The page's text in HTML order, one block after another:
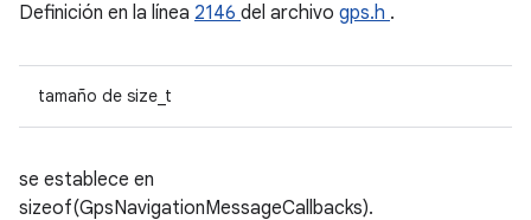
Definición en la línea 2146 del archivo gps.h .
tamaño de size_t
se establece en
sizeof(GpsNavigationMessageCallbacks).